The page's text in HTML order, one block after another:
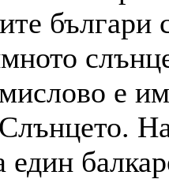
българи
е
един